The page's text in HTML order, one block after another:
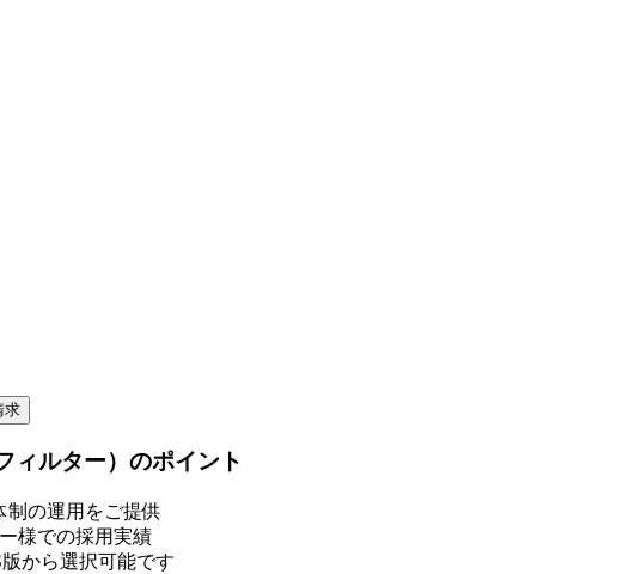
求
ィルター） のポイント
制の運用をご提供
様での採用実績
から選択可能です